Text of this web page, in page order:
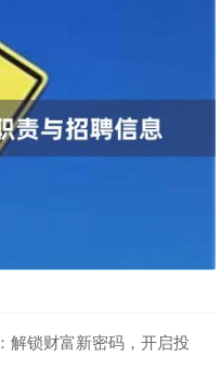
解锁财富新密码，开启投